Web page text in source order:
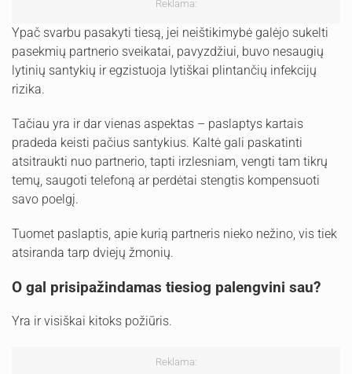
Reklama:
Ypač svarbu pasakyti tiesą, jei neištikimybė galėjo sukelti
pasekmių partnerio sveikatai, pavyzdžiui, buvo nesaugių
lytinių santykių ir egzistuoja lytiškai plintančių infekcijų
rizika.
Tačiau yra ir dar vienas aspektas – paslaptys kartais
pradeda keisti pačius santykius. Kaltė gali paskatinti
atsitraukti nuo partnerio, tapti irzlesniam, vengti tam tikrų
temų, saugoti telefoną ar perdėtai stengtis kompensuoti
savo poelgį.
Tuomet paslaptis, apie kurią partneris nieko nežino, vis tiek
atsiranda tarp dviejų žmonių.
O gal prisipažindamas tiesiog palengvini sau?
Yra ir visiškai kitoks požiūris.
Reklama: